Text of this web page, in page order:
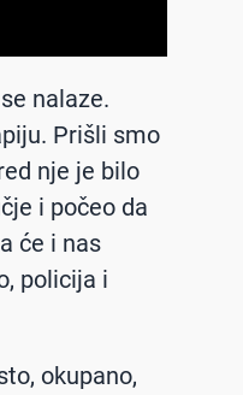
nalaze.
Prišli smo
nje je bilo
i počeo da
će i nas
policija i
okupano,